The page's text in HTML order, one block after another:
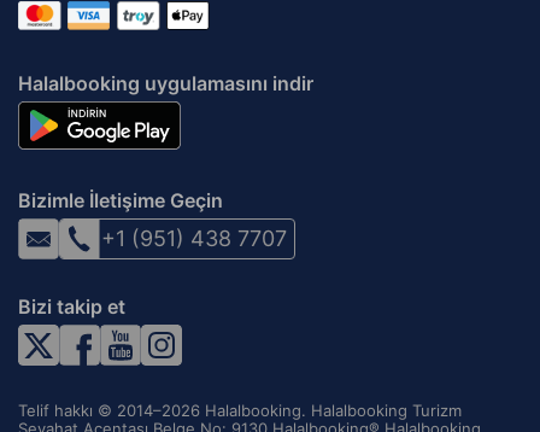
Halalbooking uygulamasını indir
Bizimle İletişime Geçin
+1 (951) 438 7707
Bizi takip et
Telif hakkı © 2014–2026 Halalbooking. Halalbooking Turizm
Seyahat Acentası Belge No: 9130 Halalbooking® Halalbooking